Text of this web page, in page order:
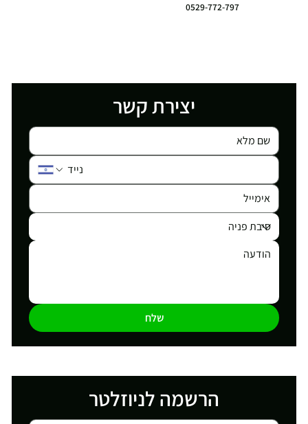
0529-772-797
יצירת קשר
שלח
הרשמה לניוזלטר